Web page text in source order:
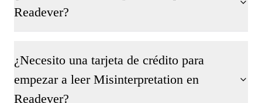
Readever?
¿Necesito una tarjeta de crédito para
empezar a leer Misinterpretation en
Readever?